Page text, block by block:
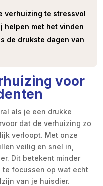
verhuizing te stressvol
helpen met het vinden
de drukste dagen van
voor
als je een drukke
dat de verhuizing zo
verloopt. Met onze
veilig en snel in,
Dit betekent minder
te focussen op wat echt
van je huisdier.